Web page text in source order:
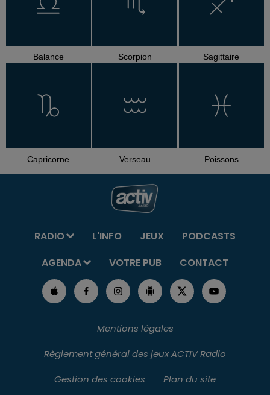
Balance Scorpion Sagittaire
Capricorne Verseau Poissons
RADIO L'INFO JEUX
PODCASTS
AGENDA
VOTRE PUB CONTACT
Mentions légales
Règlement général des jeux ACTIV Radio
Gestion des cookies
Plan du site